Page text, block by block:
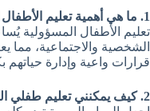
1. ما هي أهمية تعليم الأطفال المسؤولية منذ الصغر؟
تعليم الأطفال المسؤولية
الشخصية والاجتماعية، مما
قرارات واعية وإدارة حياتهم
2. كيف يمكنني تعليم طفلي المسؤولية بطريقة ممتعة؟